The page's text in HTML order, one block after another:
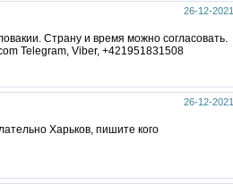
26-12-2021
Страну и время можно согласовать.
Telegram, Viber, +421951831508
26-12-2021
Харьков, пишите кого